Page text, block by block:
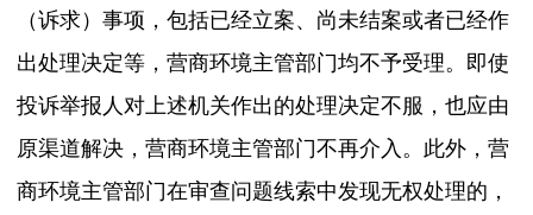
（诉求）事项，包括已经立案、尚未结案或者已经作
出处理决定等，营商环境主管部门均不予受理。即使
投诉举报人对上述机关作出的处理决定不服，也应由
原渠道解决，营商环境主管部门不再介入。此外，营
商环境主管部门在审查问题线索中发现无权处理的，